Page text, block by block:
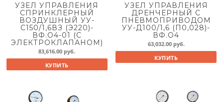
УЗЕЛ УПРАВЛЕНИЯ
СПРИНКЛЕРНЫЙ
ВОЗДУШНЫЙ УУ-
С150/1,6ВЗ (Э220)-
ВФ.О4-01 (С
ЭЛЕКТРОКЛАПАНОМ)
83,616.00 руб.
КУПИТЬ
УЗЕЛ УПРАВЛЕНИЯ
ДРЕНЧЕРНЫЙ С
ПНЕВМОПРИВОДОМ
УУ-Д100/1,6 (П0,028)-
ВФ.О4
63,032.00 руб.
КУПИТЬ